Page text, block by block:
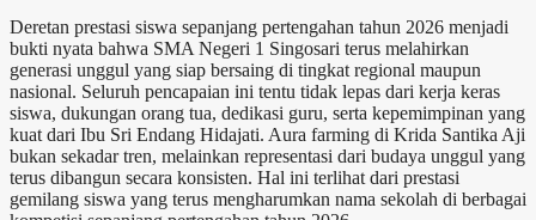
Deretan prestasi siswa sepanjang pertengahan tahun 2026 menjadi
bukti nyata bahwa SMA Negeri 1 Singosari terus melahirkan
generasi unggul yang siap bersaing di tingkat regional maupun
nasional. Seluruh pencapaian ini tentu tidak lepas dari kerja keras
siswa, dukungan orang tua, dedikasi guru, serta kepemimpinan yang
kuat dari Ibu Sri Endang Hidajati. Aura farming di Krida Santika Aji
bukan sekadar tren, melainkan representasi dari budaya unggul yang
terus dibangun secara konsisten. Hal ini terlihat dari prestasi
gemilang siswa yang terus mengharumkan nama sekolah di berbagai